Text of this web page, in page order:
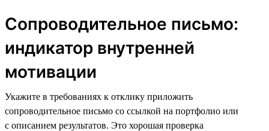
Сопроводительное письмо:
индикатор внутренней
мотивации
Укажите в требованиях к отклику приложить
сопроводительное письмо со ссылкой на портфолио или
с описанием результатов. Это хорошая проверка